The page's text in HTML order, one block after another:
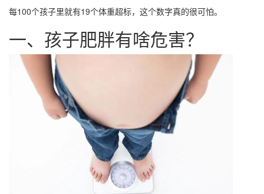
每100个孩子里就有19个体重超标，这个数字真的很可怕。
一、孩子肥胖有啥危害？